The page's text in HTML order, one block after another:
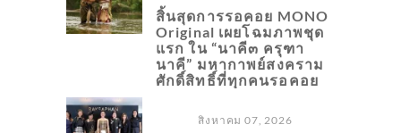
สิ้นสุดการรอคอย MONO
Original เผยโฉมภาพชุด
แรก ใน “นาคี๓ ครุฑา
นาคี” มหากาพย์สงคราม
ศักดิ์สิทธิ์ที่ทุกคนรอคอย
สิงหาคม 07, 2026